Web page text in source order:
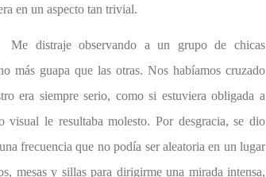
en un aspecto tan trivial.
Me distraje observando a un grupo de chicas
más guapa que las otras. Nos habíamos cruzado
era siempre serio, como si estuviera obligada a
visual le resultaba molesto. Por desgracia, se dio
frecuencia que no podía ser aleatoria en un lugar
mesas y sillas para dirigirme una mirada intensa,